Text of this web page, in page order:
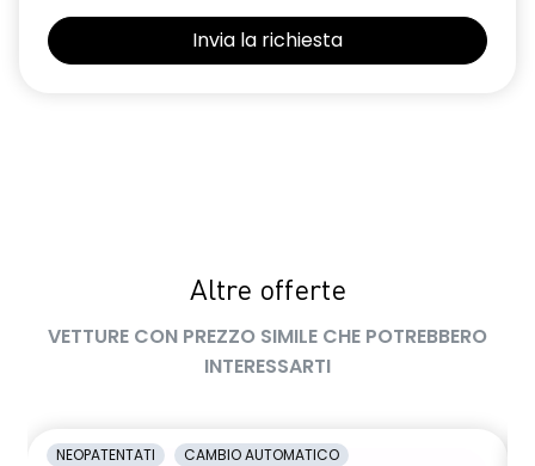
Retrovisore interno con antiabbagliamento manuale
Sistema di accesso e avviamento senza chiave
Sistema di rilevamento stato di vigilanza del conducente
Altre offerte
VETTURE CON PREZZO SIMILE CHE POTREBBERO
INTERESSARTI
NEOPATENTATI CAMBIO AUTOMATICO